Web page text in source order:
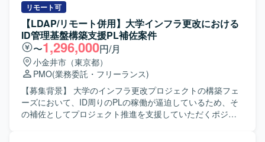
る経験を積むことができます。 【開発環境】 Web系システ
ムを対象とした環境において、LinuxおよびSQLを活用した
システムの要件定義および設計・開発経験を生かしてご対
応いただきます。
す。 ・NotesDBで管理されているグループID情報に対し
て、夜間バッチによるID更新作業を実施いたします。 ・サ
ーバー単位で適用対象となるセキュリティパッチの洗い出
しと、対象サーバーの一覧作成を行います。 ・本稼働した
サーバーのNotesDB登録およびEOSを実施したサーバーの
NotesDB削除対応を行います。 ・サーバーから取得したID
リストとNotesDBの登録内容との整合性チェックを行い、
不整合があった場合の調査および問い合わせ対応を実施い
たします。 【求める人物像】 ・丁寧かつ正確にデータを扱
い、地道な検証作業にも責任感を持って取り組んでいただ
リモート可
【LDAP/リモート併用】大学インフラ更改における
ID管理基盤構築支援PL補佐案件
〜1,296,000円/月
小金井市（東京都）
PMO(業務委託・フリーランス)
【募集背景】 大学のインフラ更改プロジェクトの構築フェ
ーズにおいて、ID周りのPLの稼働が逼迫しているため、そ
の補佐としてプロジェクト推進を支援していただくポジシ